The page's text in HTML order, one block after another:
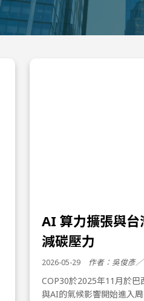
AI 算力擴張與台
減碳壓力
2026-05-29
COP30於2025年11月於
與AI的氣候影響開始進入